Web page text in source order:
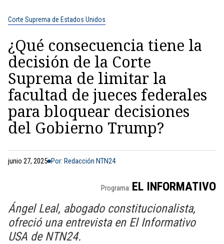
Corte Suprema de Estados Unidos
¿Qué consecuencia tiene la
decisión de la Corte
Suprema de limitar la
facultad de jueces federales
para bloquear decisiones
del Gobierno Trump?
junio 27, 2025 Por: Redacción NTN24
Programa: EL INFORMATIVO
Ángel Leal, abogado constitucionalista,
ofreció una entrevista en El Informativo
USA de NTN24.